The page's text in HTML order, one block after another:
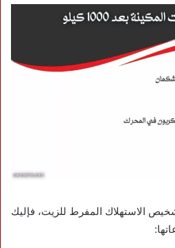
الاستهلاك المفرط للزيت، فإليك